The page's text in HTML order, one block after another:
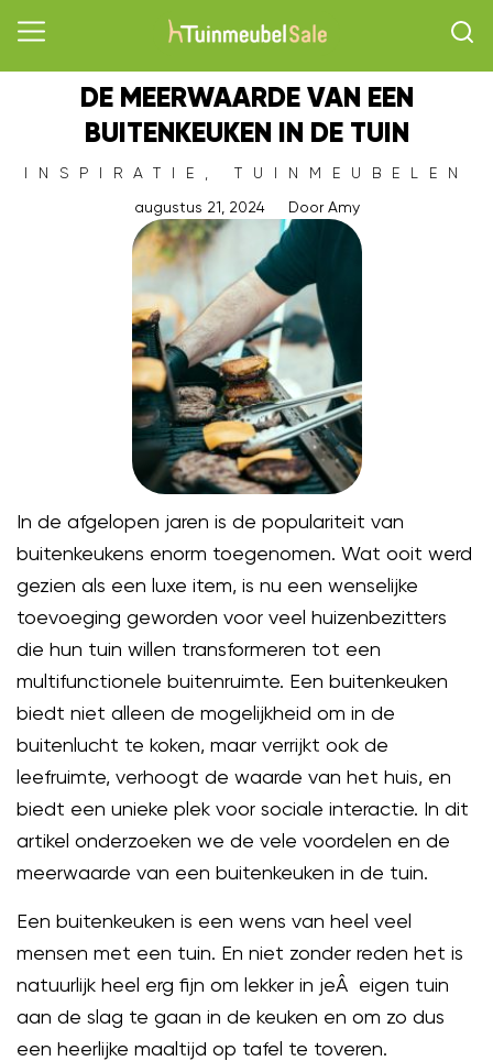
DE MEERWAARDE VAN EEN
BUITENKEUKEN IN DE TUIN
INSPIRATIE
TUINMEUBELEN
augustus 21, 2024
DoorAmy
In de afgelopen jaren is de populariteit van
buitenkeukens enorm toegenomen. Wat ooit werd
gezien als een luxe item, is nu een wenselijke
toevoeging geworden voor veel huizenbezitters
die hun tuin willen transformeren tot een
multifunctionele buitenruimte. Een buitenkeuken
biedt niet alleen de mogelijkheid om in de
buitenlucht te koken, maar verrijkt ook de
leefruimte, verhoogt de waarde van het huis, en
biedt een unieke plek voor sociale interactie. In dit
artikel onderzoeken we de vele voordelen en de
meerwaarde van een buitenkeuken in de tuin.
Een buitenkeuken is een wens van heel veel
mensen met een tuin. En niet zonder reden het is
natuurlijk heel erg fijn om lekker in jeÂ eigen tuin
aan de slag te gaan in de keuken en om zo dus
een heerlijke maaltijd op tafel te toveren.